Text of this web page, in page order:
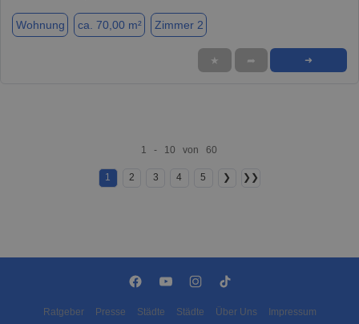
Wohnung ca. 70,00 m² Zimmer 2
★ ➦ ➜
1 - 10 von 60
1 2 3 4 5 ❯ ❯❯
Ratgeber Presse Städte Städte Über Uns Impressum